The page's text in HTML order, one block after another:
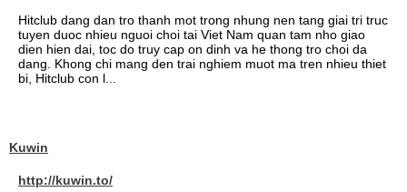
Hitclub dang dan tro thanh mot trong nhung nen tang giai tri truc
tuyen duoc nhieu nguoi choi tai Viet Nam quan tam nho giao
dien hien dai, toc do truy cap on dinh va he thong tro choi da
dang. Khong chi mang den trai nghiem muot ma tren nhieu thiet
bi, Hitclub con l...
Kuwin
http://kuwin.to/